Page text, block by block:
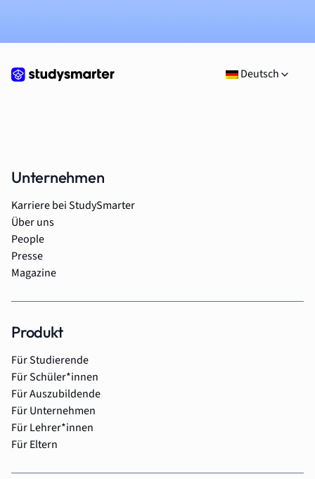
Deutsch
Unternehmen
Karriere bei StudySmarter
Über uns
People
Presse
Magazine
Produkt
Für Studierende
Für Schüler*innen
Für Auszubildende
Für Unternehmen
Für Lehrer*innen
Für Eltern